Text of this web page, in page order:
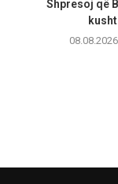
Shpresoj që